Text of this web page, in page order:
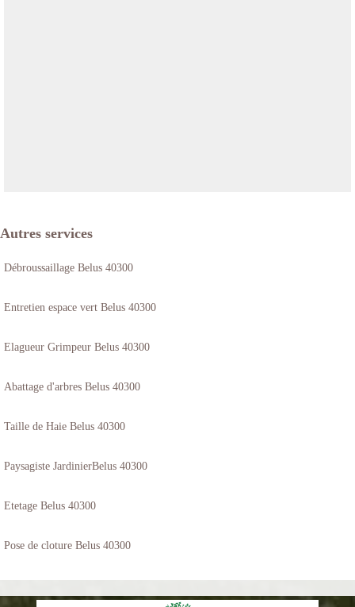
Autres services
Débroussaillage Belus 40300
Entretien espace vert Belus 40300
Elagueur Grimpeur Belus 40300
Abattage d'arbres Belus 40300
Taille de Haie Belus 40300
Paysagiste JardinierBelus 40300
Etetage Belus 40300
Pose de cloture Belus 40300